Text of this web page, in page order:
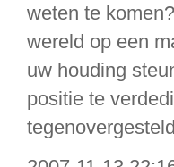
weten te
wereld op een
uw houding
positie te